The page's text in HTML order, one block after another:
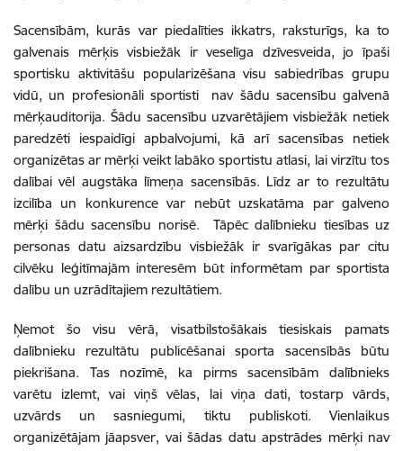
Sacensībām, kurās var piedalīties ikkatrs, raksturīgs, ka to
galvenais mērķis visbiežāk ir veselīga dzīvesveida, jo īpaši
sportisku aktivitāšu popularizēšana visu sabiedrības grupu
vidū, un profesionāli sportisti nav šādu sacensību galvenā
mērķauditorija. Šādu sacensību uzvarētājiem visbiežāk netiek
paredzēti iespaidīgi apbalvojumi, kā arī sacensības netiek
organizētas ar mērķi veikt labāko sportistu atlasi, lai virzītu tos
dalībai vēl augstāka līmeņa sacensībās. Līdz ar to rezultātu
izcilība un konkurence var nebūt uzskatāma par galveno
mērķi šādu sacensību norisē. Tāpēc dalībnieku tiesības uz
personas datu aizsardzību visbiežāk ir svarīgākas par citu
cilvēku leģitīmajām interesēm būt informētam par sportista
dalību un uzrādītajiem rezultātiem.
Ņemot šo visu vērā, visatbilstošākais tiesiskais pamats
dalībnieku rezultātu publicēšanai sporta sacensībās būtu
piekrišana. Tas nozīmē, ka pirms sacensībām dalībnieks
varētu izlemt, vai viņš vēlas, lai viņa dati, tostarp vārds,
uzvārds un sasniegumi, tiktu publiskoti. Vienlaikus
organizētājam jāapsver, vai šādas datu apstrādes mērķi nav